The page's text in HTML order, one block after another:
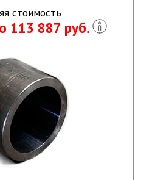
стоимость
113 887 руб.